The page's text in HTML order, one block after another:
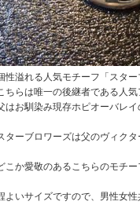
性溢れる人気モチーフ「スタ
ちらは唯一の後継者である人
はお馴染み現存ホピオーバレ
ターブロワーズは父のヴィク
こか愛敬のあるこちらのモチ
よいサイズですので、男性女